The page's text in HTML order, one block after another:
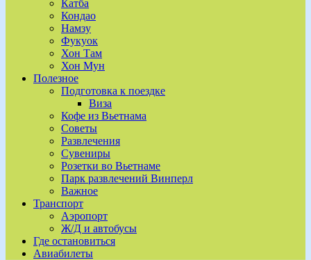
Катба
Кондао
Намзу
Фукуок
Хон Там
Хон Мун
Полезное
Подготовка к поездке
Виза
Кофе из Вьетнама
Советы
Развлечения
Сувениры
Розетки во Вьетнаме
Парк развлечений Винперл
Важное
Транспорт
Аэропорт
Ж/Д и автобусы
Где остановиться
Авиабилеты